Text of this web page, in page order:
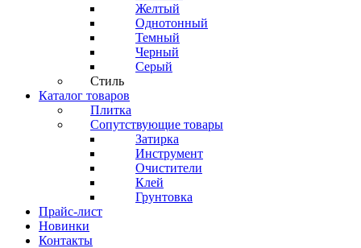
Желтый
Однотонный
Темный
Черный
Серый
Стиль
Каталог товаров
Плитка
Сопутствующие товары
Затирка
Инструмент
Очистители
Клей
Грунтовка
Прайс-лист
Новинки
Контакты